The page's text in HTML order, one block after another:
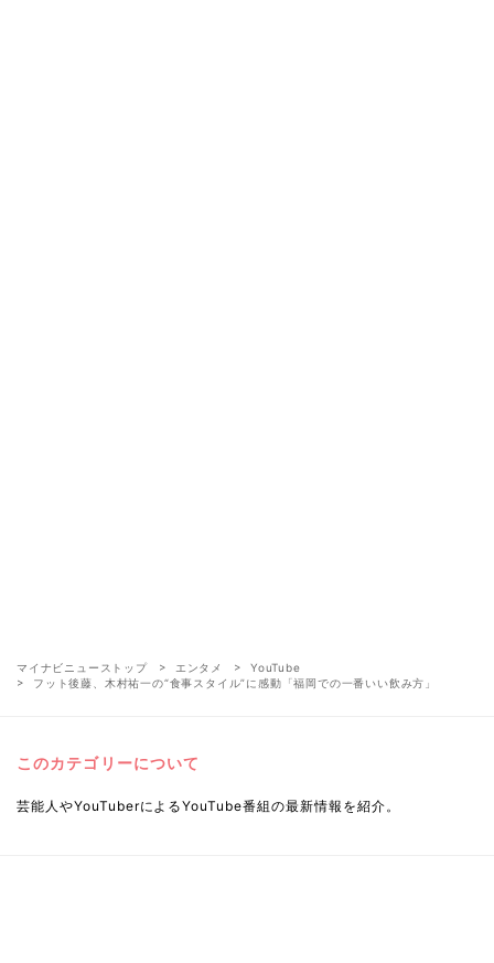
マイナビニューストップ エンタメ
YouTube
フット後藤、木村祐一の“食事スタイル”に感動「福岡での一番いい飲み方」
このカテゴリーについて
芸能人やYouTuberによるYouTube番組の最新情報を紹介。